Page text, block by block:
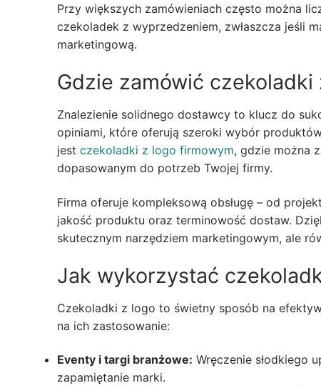
Przy większych zamówieniach często można
czekoladek z wyprzedzeniem, zwłaszcza jeśli
marketingową.
Gdzie zamówić
Znalezienie solidnego dostawcy to klucz do
opiniami, które oferują szeroki wybór
jest czekoladki z logo firmowym, gdzie można
dopasowanym do potrzeb Twojej firmy.
Firma oferuje kompleksową obsługę – od
jakość produktu oraz terminowość dostaw.
skutecznym narzędziem marketingowym, ale
Jak wykorzystać
Czekoladki z logo to świetny sposób na
na ich zastosowanie:
Eventy i targi branżowe: Wręczenie słodkiego
zapamiętanie marki.